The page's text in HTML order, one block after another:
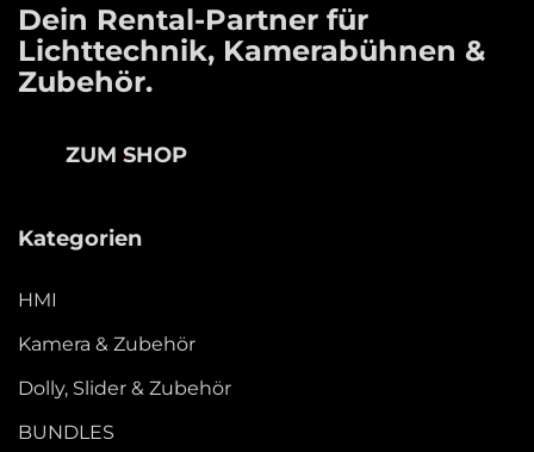
Dein Rental-Partner für
Lichttechnik, Kamerabühnen &
Zubehör.
ZUM SHOP
Kategorien
HMI
Kamera & Zubehör
Dolly, Slider & Zubehör
BUNDLES